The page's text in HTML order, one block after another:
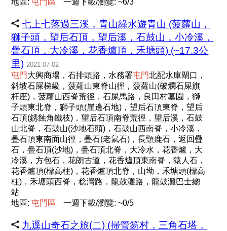
地區:屯門 區 一週下載/瀏覽: ~6/3
七上七落過三溪，青山綠水遊青山 (菠蘿山，
獅子頭，望后石頂，望后溪，石鼓山，小冷溪，
疊石頂，大冷溪，花香爐頂，禾塘頭) (~17.3公
里) 2021-07-02
屯門大興商場，石排頭路，水務署屯門北配水庫閘口，
斜坡石屎梯級，菠蘿山東脊山徑，菠蘿山(破爛石屎旗
杆座)，菠蘿山西脊荒徑，石屎馬路，良田村墓園，獅
子頭東北脊，獅子頭(崖邊石地)，望后石頂東脊，望后
石頂(銹蝕角鐵枝)，望后石頂南脊荒徑，望后溪，石鼓
山北脊，石鼓山(沙地石頭)，石鼓山西南脊，小冷溪，
疊石頂東南面山徑，疊石(老鼠石)，長頸鹿石，返回疊
石，疊石頂(沙地)，疊石頂北脊，大冷水，花香爐，大
冷溪，方包石，花朗古道，花香爐頂東南脊，猿人石，
花香爐頂(標高柱)，花香爐頂北脊，山坳，禾塘頭(標高
柱)，禾塘頭西脊，稔灣路，龍鼓灘路，龍鼓灘巴士總
站
地區:屯門 區 一週下載/瀏覽: ~0/5
九逕山奇石之旅(二) (掃管笏村，三角石塔，